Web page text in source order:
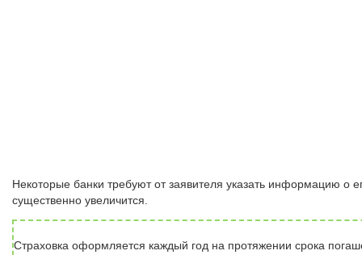
Некоторые банки требуют от заявителя указать информацию о
существенно увеличится.
Страховка оформляется каждый год на протяжении срока